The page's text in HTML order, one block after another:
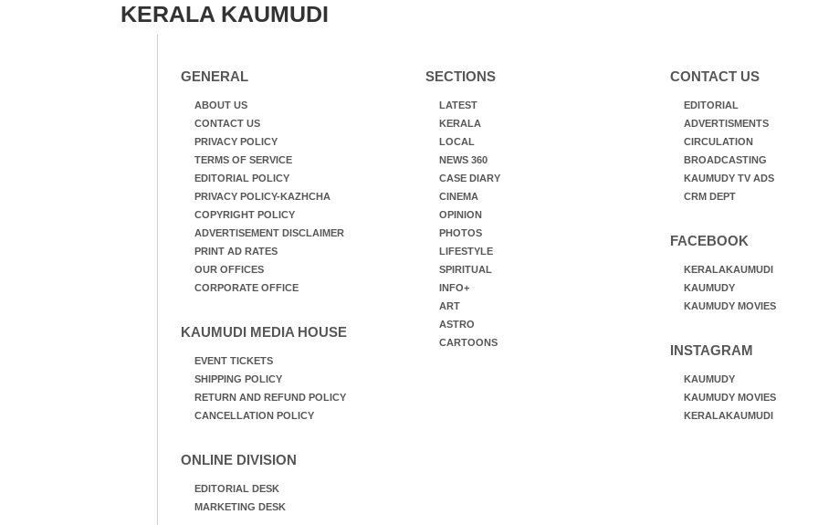
KERALA KAUMUDI
GENERAL
ABOUT US
CONTACT US
PRIVACY POLICY
TERMS OF SERVICE
EDITORIAL POLICY
PRIVACY POLICY-KAZHCHA
COPYRIGHT POLICY
ADVERTISEMENT DISCLAIMER
PRINT AD RATES
OUR OFFICES
CORPORATE OFFICE
KAUMUDI MEDIA HOUSE
EVENT TICKETS
SHIPPING POLICY
RETURN AND REFUND POLICY
CANCELLATION POLICY
ONLINE DIVISION
EDITORIAL DESK
MARKETING DESK
SECTIONS
LATEST
KERALA
LOCAL
NEWS 360
CASE DIARY
CINEMA
OPINION
PHOTOS
LIFESTYLE
SPIRITUAL
INFO+
ART
ASTRO
CARTOONS
CONTACT US
EDITORIAL
ADVERTISMENTS
CIRCULATION
BROADCASTING
KAUMUDY TV ADS
CRM DEPT
FACEBOOK
KERALAKAUMUDI
KAUMUDY
KAUMUDY MOVIES
INSTAGRAM
KAUMUDY
KAUMUDY MOVIES
KERALAKAUMUDI